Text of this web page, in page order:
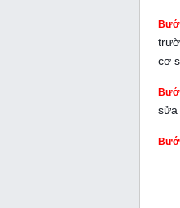
cơ
sửa